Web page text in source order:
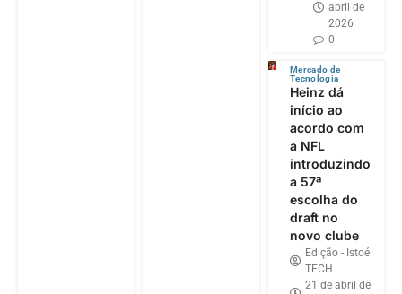
abril de
2026
0
Mercado de
Tecnologia
Heinz dá
início ao
acordo com
a NFL
introduzindo
a 57ª
escolha do
draft no
novo clube
Edição - Istoé
TECH
21 de abril de